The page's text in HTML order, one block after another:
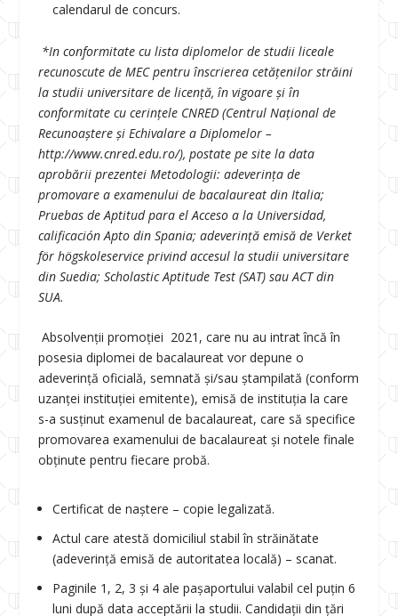
calendarul de concurs.
*In conformitate cu lista diplomelor de studii liceale
recunoscute de MEC pentru înscrierea cetățenilor străini
la studii universitare de licență, în vigoare și în
conformitate cu cerințele CNRED (Centrul Naţional de
Recunoaștere și Echivalare a Diplomelor –
http://www.cnred.edu.ro/), postate pe site la data
aprobării prezentei Metodologii: adeverinţa de
promovare a examenului de bacalaureat din Italia;
Pruebas de Aptitud para el Acceso a la Universidad,
calificación Apto din Spania; adeverință emisă de Verket
för högskoleservice privind accesul la studii universitare
din Suedia; Scholastic Aptitude Test (SAT) sau ACT din
SUA.
Absolvenții promoției 2021, care nu au intrat încă în
posesia diplomei de bacalaureat vor depune o
adeverință oficială, semnată și/sau ștampilată (conform
uzanței instituției emitente), emisă de instituția la care
s-a susținut examenul de bacalaureat, care să specifice
promovarea examenului de bacalaureat și notele finale
obținute pentru fiecare probă.
Certificat de naştere – copie legalizată.
Actul care atestă domiciliul stabil în străinătate
(adeverință emisă de autoritatea locală) – scanat.
Paginile 1, 2, 3 și 4 ale paşaportului valabil cel puţin 6
luni după data acceptării la studii. Candidații din țări